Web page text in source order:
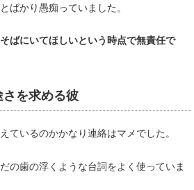
ばかり愚痴っていました。
ばにいてほしいという時点で無責任で
を求める彼
ているのかかなり連絡はマメでした。
の歯の浮くような台詞をよく使っていま